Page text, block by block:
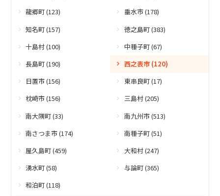
龍郷町 (123)
垂水市 (178)
知名町 (157)
徳之島町 (383)
十島村 (100)
中種子町 (67)
長島町 (190)
西之表市 (120)
日置市 (156)
東串良町 (17)
枕崎市 (156)
三島村 (205)
南大隅町 (33)
南九州市 (513)
南さつま市 (174)
南種子町 (51)
屋久島町 (459)
大和村 (247)
湧水町 (58)
与論町 (365)
和泊町 (118)